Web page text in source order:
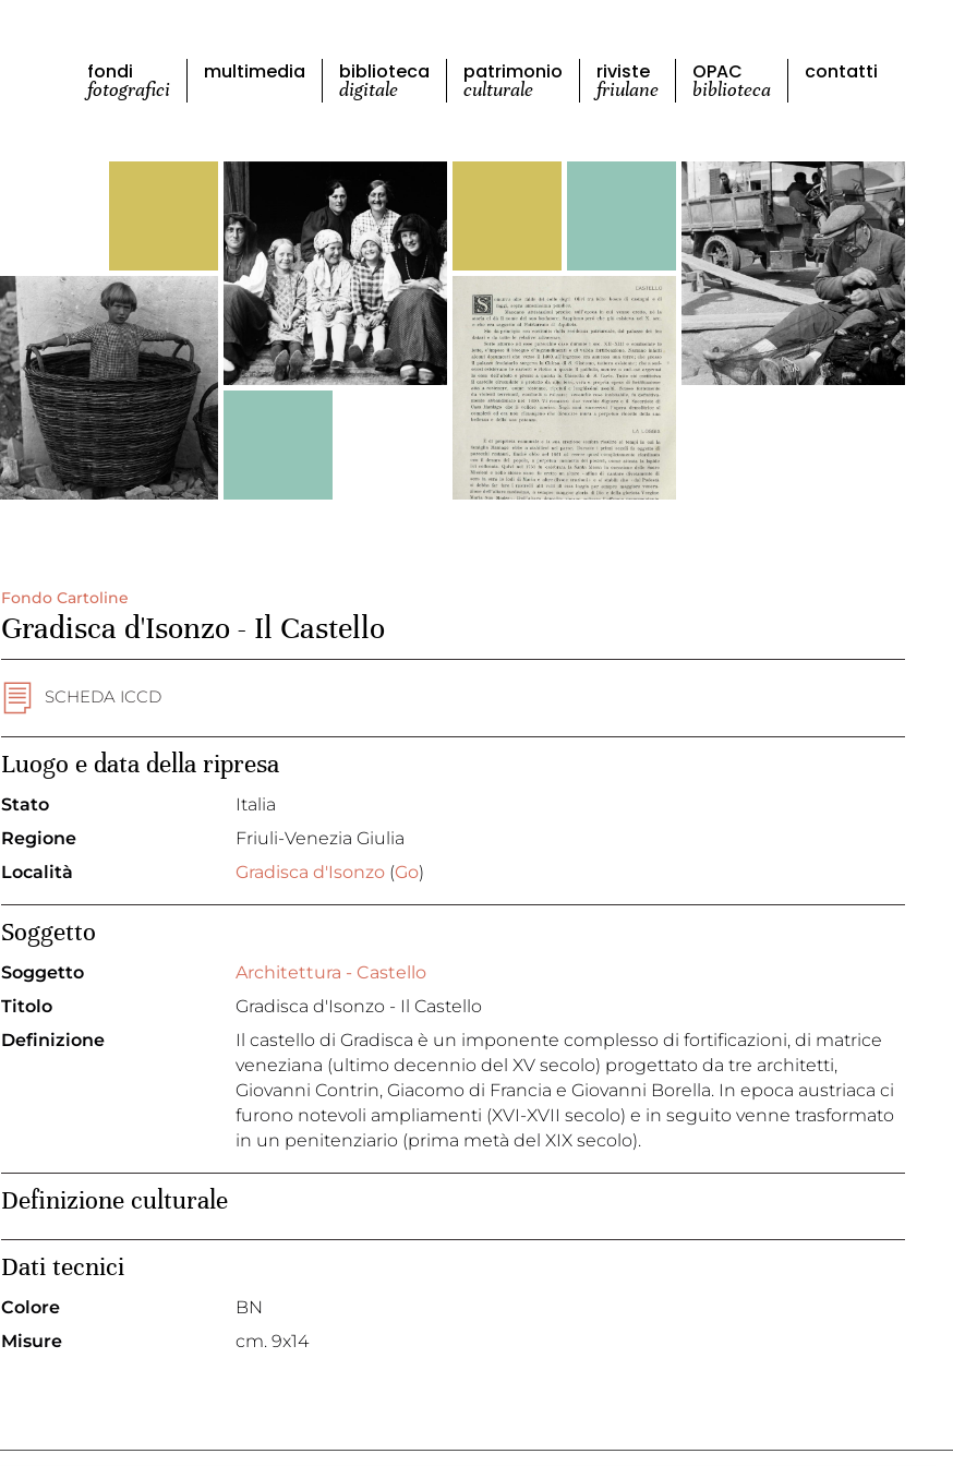
fondi
fotografici
multimedia biblioteca
digitale
patrimonio
culturale
riviste
friulane
OPAC
biblioteca
contatti
Fondo Cartoline
Gradisca d'Isonzo - Il Castello
SCHEDA ICCD
Luogo e data della ripresa
Stato
Italia
Regione
Friuli-Venezia Giulia
Località
Gradisca d'Isonzo(Go)
Soggetto
Soggetto
Architettura - Castello
Titolo
Gradisca d'Isonzo - Il Castello
Definizione
Il castello di Gradisca è un imponente complesso di fortificazioni, di matrice
veneziana (ultimo decennio del XV secolo) progettato da tre architetti,
Giovanni Contrin, Giacomo di Francia e Giovanni Borella. In epoca austriaca ci
furono notevoli ampliamenti (XVI-XVII secolo) e in seguito venne trasformato
in un penitenziario (prima metà del XIX secolo).
Definizione culturale
Dati tecnici
Colore
BN
Misure
cm. 9x14